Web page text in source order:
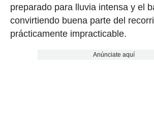
preparado para lluvia intensa y el
convirtiendo buena parte del
prácticamente impracticable.
Anúnciate aquí